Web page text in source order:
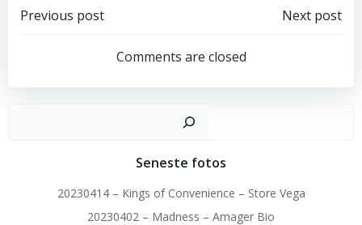
Post
navigation
Previous post
navigation
Next post
Comments are closed
Seneste fotos
20230414 – Kings of Convenience – Store Vega
20230402 – Madness – Amager Bio